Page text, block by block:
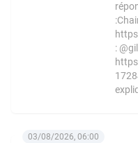
:
03/08/2026, 06:00